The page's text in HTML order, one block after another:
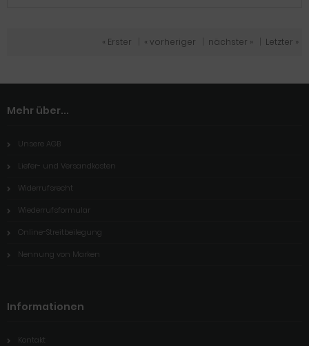
« Erster « vorheriger nächster » Letzter »
Mehr über...
Unsere AGB
Liefer- und Versandkosten
Widerrufsrecht
Wiederrufsformular
Online-Streitbeilegung
Nennung von Marken
Informationen
Kontakt